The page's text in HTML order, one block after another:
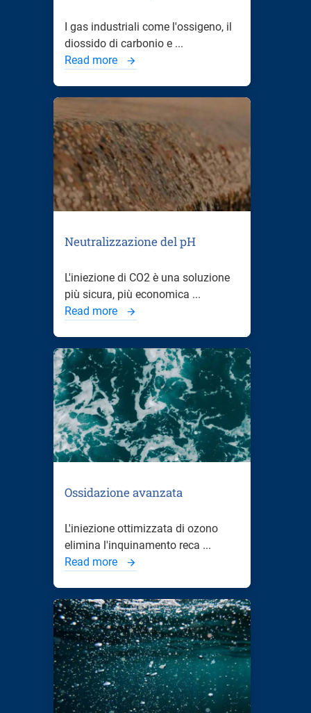
I gas industriali come l'ossigeno, il
diossido di carbonio e ...
Read more
Neutralizzazione del pH
L'iniezione di CO2 è una soluzione
più sicura, più economica ...
Read more
Ossidazione avanzata
L'iniezione ottimizzata di ozono
elimina l'inquinamento reca ...
Read more